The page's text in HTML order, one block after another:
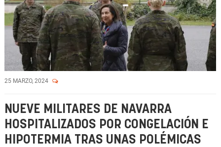
25 MARZO, 2024
NUEVE MILITARES DE NAVARRA
HOSPITALIZADOS POR CONGELACIÓN E
HIPOTERMIA TRAS UNAS POLÉMICAS